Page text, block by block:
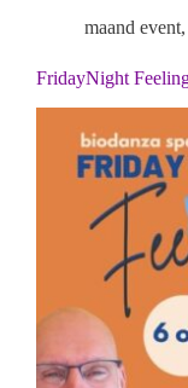
maand event,
FridayNight